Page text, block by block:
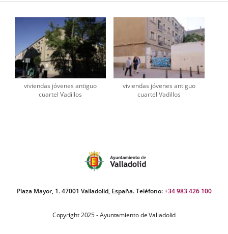
viviendas jóvenes antiguo
cuartel Vadillos
viviendas jóvenes antiguo
cuartel Vadillos
Plaza Mayor, 1. 47001 Valladolid, España. Teléfono:+34 983 426 100
Copyright 2025 - Ayuntamiento de Valladolid